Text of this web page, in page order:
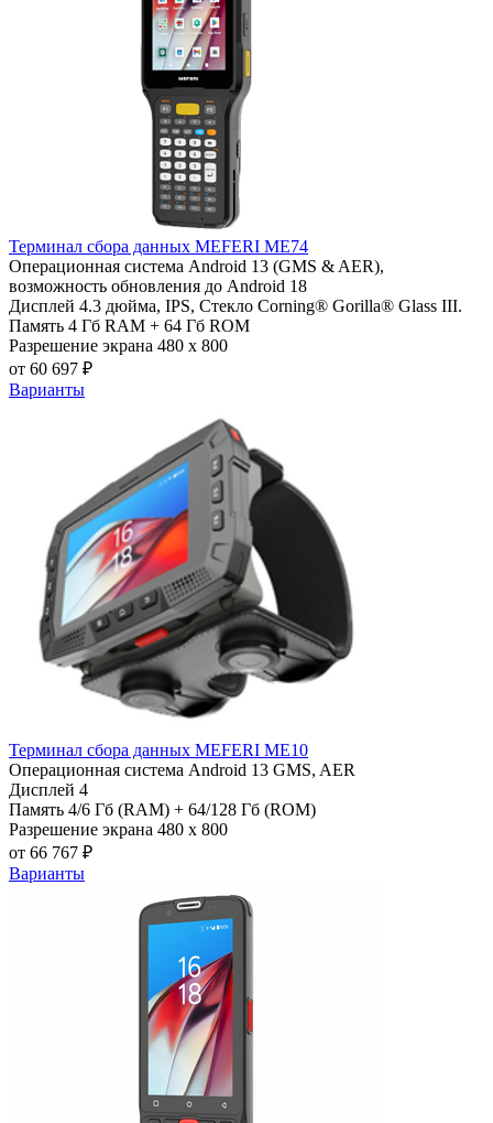
Терминал сбора данных MEFERI ME74
Операционная система Android 13 (GMS & AER),
возможность обновления до Android 18
Дисплей 4.3 дюйма, IPS, Стекло Corning® Gorilla® Glass III.
Память 4 Гб RAM + 64 Гб ROM
Разрешение экрана 480 x 800
от 60 697 ₽
Варианты
Терминал сбора данных MEFERI ME10
Операционная система Android 13 GMS, AER
Дисплей 4
Память 4/6 Гб (RAM) + 64/128 Гб (ROM)
Разрешение экрана 480 х 800
от 66 767 ₽
Варианты